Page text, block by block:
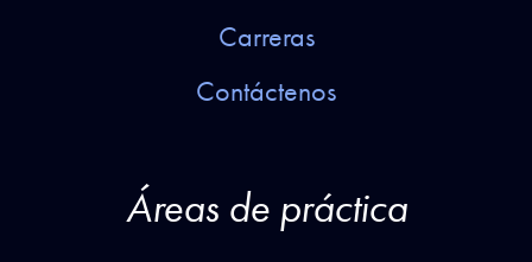
Carreras
Contáctenos
Áreas de práctica